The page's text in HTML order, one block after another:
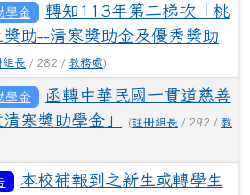
學金
轉知113年第二梯次「桃
助--清寒獎助金及優秀獎助
組長 / 282 / 教務處)
學金
函轉中華民國一貫道慈善
寒獎助學金」
(註冊組長 / 292 / 教
本校補報到之新生或轉學生